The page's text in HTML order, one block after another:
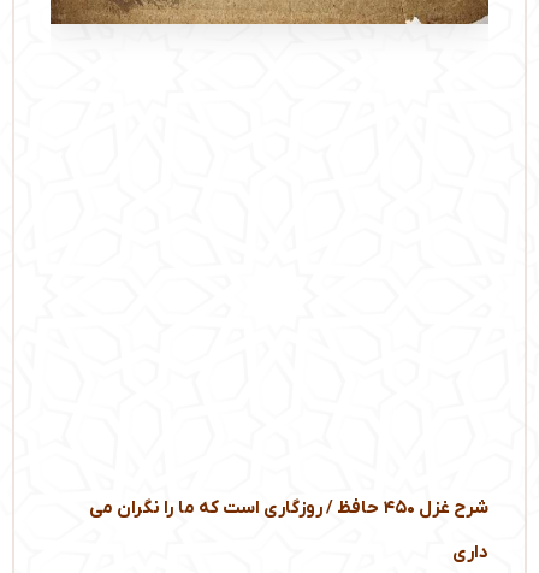
شرح غزل ۴۵۰ حافظ / روزگاری است که ما را نگران می‌
داری